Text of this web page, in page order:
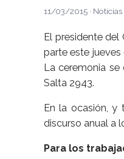
11/03/2015 · Noticias
El presidente
parte este jueves
La ceremonia
Salta 2943.
En la ocasión, y
discurso anual a
Para los